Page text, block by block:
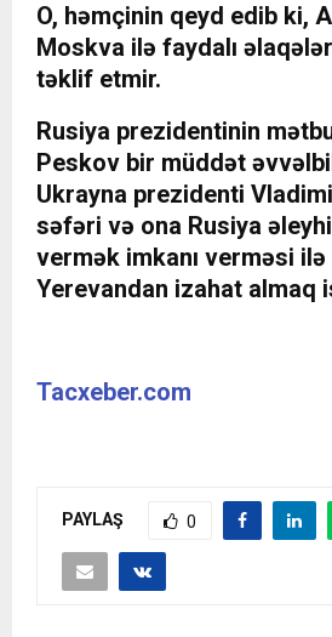
O, həmçinin qeyd edib ki,
Moskva ilə faydalı
təklif etmir.
Rusiya prezidentinin
Peskov bir müddət əvvəl
Ukrayna prezidenti
səfəri və ona Rusiya
vermək imkanı verməsi ilə
Yerevandan izahat almaq
Tacxeber.com
PAYLAŞ 0